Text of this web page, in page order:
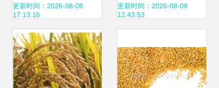
案”助力农业“芯”发
展
更新时间：2026-08-08
17:13:16
更新时间：2026-08-08
12:43:53